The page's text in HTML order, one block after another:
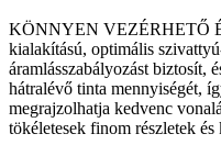
KÖNNYEN VEZÉRHETŐ
kialakítású, optimális
áramlásszabályozást biztosít,
hátralévő tinta mennyiségét,
megrajzolhatja kedvenc
tökéletesek finom részletek